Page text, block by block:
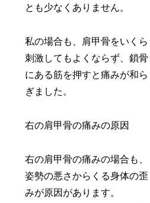
とも少なくありません。
私の場合も、肩甲骨をいくら
刺激してもよくならず、鎖骨
にある筋を押すと痛みが和ら
ぎました。
右の肩甲骨の痛みの原因
右の肩甲骨の痛みの場合も、
姿勢の悪さからくる身体の歪
みが原因があります。